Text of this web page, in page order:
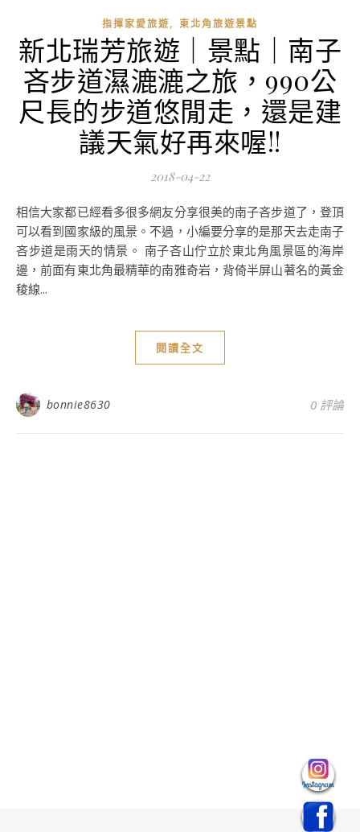
指揮家愛旅遊, 東北角旅遊景點
新北瑞芳旅遊｜景點｜南子
吝步道濕漉漉之旅，990公
尺長的步道悠閒走，還是建
議天氣好再來喔!!
2018-04-22
相信大家都已經看多很多網友分享很美的南子吝步道了，登頂
可以看到國家級的風景。不過，小編要分享的是那天去走南子
吝步道是雨天的情景。 南子吝山佇立於東北角風景區的海岸
邊，前面有東北角最精華的南雅奇岩，背倚半屏山著名的黃金
稜線...
閱讀全文
bonnie8630 0 評論